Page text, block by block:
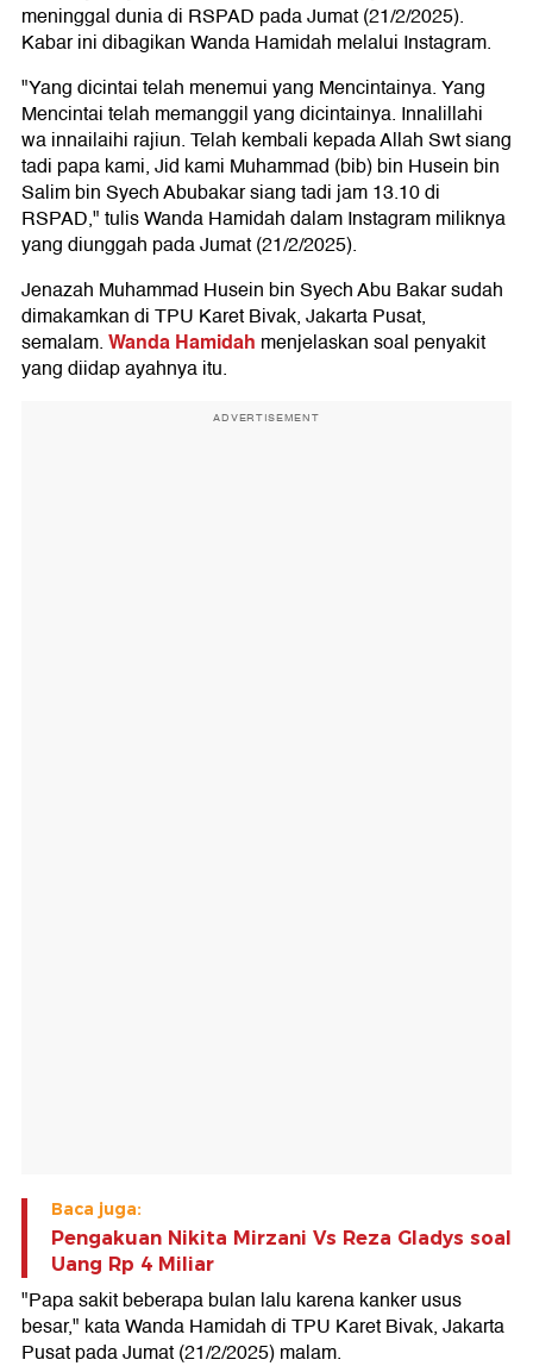
meninggal dunia di RSPAD pada Jumat (21/2/2025).
Kabar ini dibagikan Wanda Hamidah melalui Instagram.
"Yang dicintai telah menemui yang Mencintainya. Yang
Mencintai telah memanggil yang dicintainya. Innalillahi
wa innailaihi rajiun. Telah kembali kepada Allah Swt siang
tadi papa kami, Jid kami Muhammad (bib) bin Husein bin
Salim bin Syech Abubakar siang tadi jam 13.10 di
RSPAD," tulis Wanda Hamidah dalam Instagram miliknya
yang diunggah pada Jumat (21/2/2025).
Jenazah Muhammad Husein bin Syech Abu Bakar sudah
dimakamkan di TPU Karet Bivak, Jakarta Pusat,
semalam.Wanda Hamidah menjelaskan soal penyakit
yang diidap ayahnya itu.
ADVERTISEMENT
Baca juga:
Pengakuan Nikita Mirzani Vs Reza Gladys soal
Uang Rp 4 Miliar
"Papa sakit beberapa bulan lalu karena kanker usus
besar," kata Wanda Hamidah di TPU Karet Bivak, Jakarta
Pusat pada Jumat (21/2/2025) malam.